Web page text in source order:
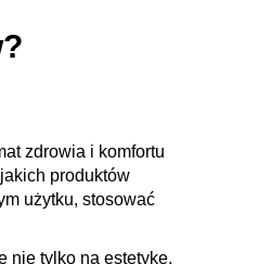
zdrowia i komfortu
produktów
użytku, stosować
nie tylko na estetykę,